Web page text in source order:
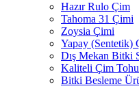
Hazır Rulo Çim
Tahoma 31 Çimi
Zoysia Çimi
Yapay (Sentetik)
Dış Mekan Bitki
Kaliteli Çim
Bitki Besleme